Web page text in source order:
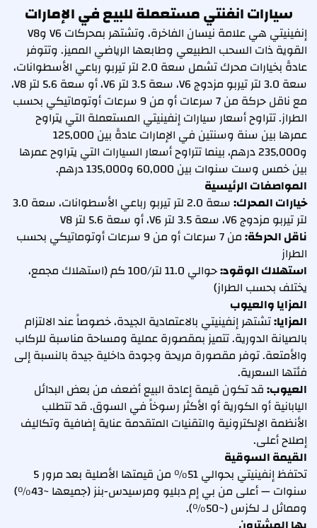
سيارات انفنتي مستعملة للبيع في الإمارات
إنفينيتي هي علامة نيسان الفاخرة، وتشتهر بمحركات V6 وV8
القوية ذات السحب الطبيعي وطابعها الرياضي المميز. وتتوفر
عادةً بخيارات محرك تشمل سعة 2.0 لتر تيربو رباعي الأسطوانات،
سعة 3.0 لتر تيربو مزدوج V6، سعة 3.5 لتر V6، أو سعة 5.6 لتر V8،
مع ناقل حركة من 7 سرعات أو من 9 سرعات أوتوماتيكي بحسب
الطراز. تتراوح أسعار سيارات إنفينيتي المستعملة التي يتراوح
عمرها بين سنة وسنتين في الإمارات عادةً بين 125,000
و235,000 درهم، بينما تتراوح أسعار السيارات التي يتراوح عمرها
بين خمس وست سنوات بين 60,000 و135,000 درهم.
المواصفات الرئيسية
خيارات المحرك:
سعة 2.0 لتر تيربو رباعي الأسطوانات، سعة 3.0
لتر تيربو مزدوج V6، سعة 3.5 لتر V6، أو سعة 5.6 لتر V8
ناقل الحركة:
من 7 سرعات أو من 9 سرعات أوتوماتيكي بحسب
الطراز
استهلاك الوقود:
حوالي 11.0 لتر/100 كم (استهلاك مجمع،
يختلف بحسب الطراز)
المزايا والعيوب
المزايا:تشتهر إنفينيتي بالاعتمادية الجيدة، خصوصاً عند الالتزام
بالصيانة الدورية. تتميز بمقصورة عملية ومساحة مناسبة للركاب
والأمتعة. توفر مقصورة مريحة وجودة داخلية جيدة بالنسبة إلى
فئتها السعرية.
العيوب:قد تكون قيمة إعادة البيع أضعف من بعض البدائل
اليابانية أو الكورية أو الأكثر رسوخاً في السوق. قد تتطلب
الأنظمة الإلكترونية والتقنيات المتقدمة عناية إضافية وتكاليف
إصلاح أعلى.
القيمة السوقية
تحتفظ إنفينيتي بحوالي 51% من قيمتها الأصلية بعد مرور 5
سنوات — أعلى من بي إم دبليو ومرسيدس-بنز (جميعها ~43%)
ومماثل لـ لكزس (~50%).